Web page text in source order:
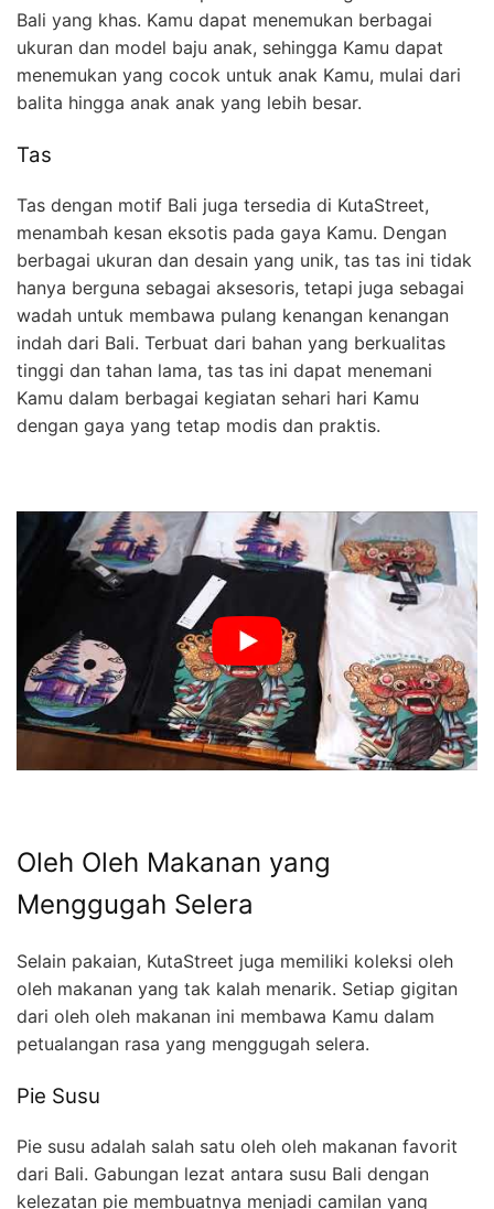
Bali yang khas. Kamu dapat menemukan berbagai
ukuran dan model baju anak, sehingga Kamu dapat
menemukan yang cocok untuk anak Kamu, mulai dari
balita hingga anak anak yang lebih besar.
Tas
Tas dengan motif Bali juga tersedia di KutaStreet,
menambah kesan eksotis pada gaya Kamu. Dengan
berbagai ukuran dan desain yang unik, tas tas ini tidak
hanya berguna sebagai aksesoris, tetapi juga sebagai
wadah untuk membawa pulang kenangan kenangan
indah dari Bali. Terbuat dari bahan yang berkualitas
tinggi dan tahan lama, tas tas ini dapat menemani
Kamu dalam berbagai kegiatan sehari hari Kamu
dengan gaya yang tetap modis dan praktis.
Oleh Oleh Makanan yang
Menggugah Selera
Selain pakaian, KutaStreet juga memiliki koleksi oleh
oleh makanan yang tak kalah menarik. Setiap gigitan
dari oleh oleh makanan ini membawa Kamu dalam
petualangan rasa yang menggugah selera.
Pie Susu
Pie susu adalah salah satu oleh oleh makanan favorit
dari Bali. Gabungan lezat antara susu Bali dengan
kelezatan pie membuatnya menjadi camilan yang